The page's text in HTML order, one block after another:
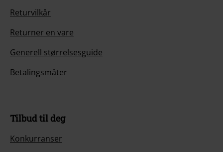
Returvilkår
Returner en vare
Generell størrelsesguide
Betalingsmåter
Tilbud til deg
Konkurranser